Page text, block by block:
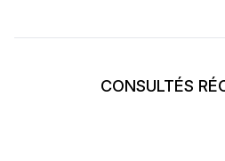
CONSULTÉS